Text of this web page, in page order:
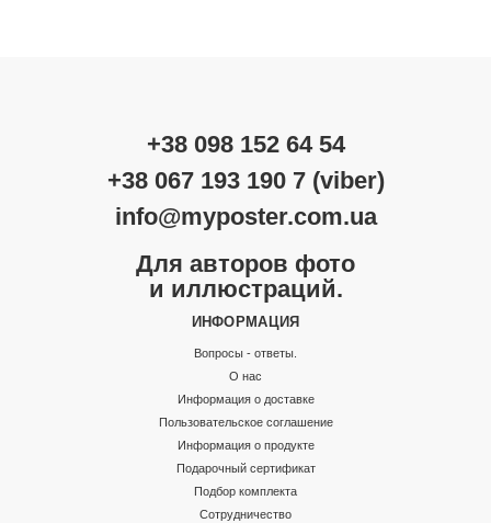
+38 098 152 64 54
+38 067 193 190 7 (viber)
info@myposter.com.ua
Для авторов фото
и иллюстраций.
ИНФОРМАЦИЯ
Вопросы - ответы.
О нас
Информация о доставке
Пользовательское соглашение
Информация о продукте
Подарочный сертификат
Подбор комплекта
Сотрудничество